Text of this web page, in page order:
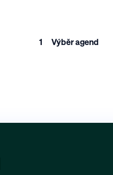
1 Výběr agend